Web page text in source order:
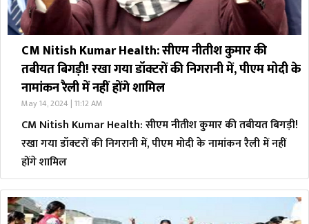
CM Nitish Kumar Health: सीएम नीतीश कुमार की
तबीयत बिगड़ी! रखा गया डॉक्टरों की निगरानी में, पीएम मोदी के
नामांकन रैली में नहीं होंगे शामिल
May 14, 2024 | 11:12 AM
CM Nitish Kumar Health: सीएम नीतीश कुमार की तबीयत बिगड़ी!
रखा गया डॉक्टरों की निगरानी में, पीएम मोदी के नामांकन रैली में नहीं
होंगे शामिल